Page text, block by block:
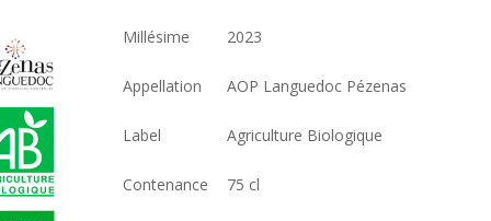
Millésime 2023
Appellation AOP Languedoc Pézenas
Label Agriculture Biologique
Contenance 75 cl